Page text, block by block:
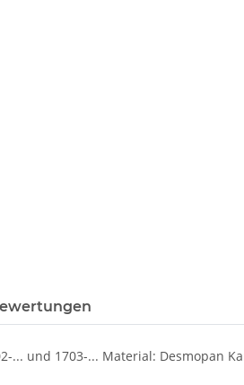
... und 1703-... Material: Desmopan